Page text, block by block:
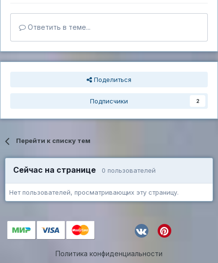
Ответить в теме...
Поделиться
Подписчики 2
Перейти к списку тем
Сейчас на странице 0 пользователей
Нет пользователей, просматривающих эту страницу.
Политика конфиденциальности